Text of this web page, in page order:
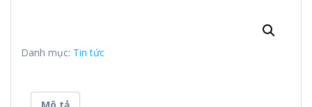
Danh mục: Tin tức